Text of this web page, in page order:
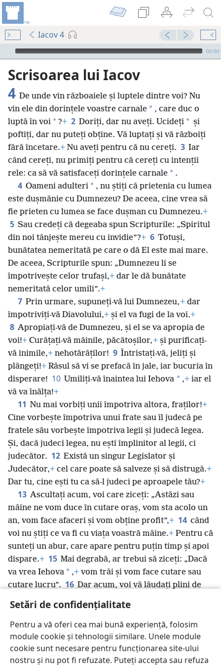
Setări de confidențialitate
Pentru a vă oferi cea mai bună experiență, folosim
module cookie și tehnologii similare. Unele module
cookie sunt necesare pentru funcționarea site-ului
nostru și nu pot fi refuzate. Puteți accepta sau refuza
Iacov 4
Audio Player
00:00
Scrisoarea lui Iacov
4 De unde vin războaiele și luptele dintre voi? Nu
vin ele din dorințele voastre carnale * , care duc o
luptă în voi * ?+ 2 Doriți, dar nu aveți. Ucideți * și
poftiți, dar nu puteți obține. Vă luptați și vă războiți
fără încetare.+ Nu aveți pentru că nu cereți. 3 Iar
când cereți, nu primiți pentru că cereți cu intenții
rele: ca să vă satisfaceți dorințele carnale * .
4 Oameni adulteri * , nu știți că prietenia cu lumea
este dușmănie cu Dumnezeu? De aceea, cine vrea să
fie prieten cu lumea se face dușman cu Dumnezeu.+
5 Sau credeți că degeaba spun Scripturile: „Spiritul
din noi tânjește mereu cu invidie”?+ 6 Totuși,
bunătatea nemeritată pe care o dă El este mai mare.
De aceea, Scripturile spun: „Dumnezeu li se
împotrivește celor trufași,+ dar le dă bunătate
nemeritată celor umili”.+
7 Prin urmare, supuneți-vă lui Dumnezeu,+ dar
împotriviți-vă Diavolului,+ și el va fugi de la voi.+
8 Apropiați-vă de Dumnezeu, și el se va apropia de
voi!+ Curățați-vă mâinile, păcătoșilor,+ și purificați-
vă inimile,+ nehotărâților! 9 Întristați-vă, jeliți și
plângeți!+ Râsul să vi se prefacă în jale, iar bucuria în
disperare! 10 Umiliți-vă înaintea lui Iehova * ,+ iar el
vă va înălța!+
11 Nu mai vorbiți unii împotriva altora, fraților!+
Cine vorbește împotriva unui frate sau îl judecă pe
fratele său vorbește împotriva legii și judecă legea.
Și, dacă judeci legea, nu ești împlinitor al legii, ci
judecător. 12 Există un singur Legislator și
Judecător,+ cel care poate să salveze și să distrugă.+
Dar tu, cine ești tu ca să-l judeci pe aproapele tău?+
13 Ascultați acum, voi care ziceți: „Astăzi sau
mâine ne vom duce în cutare oraș, vom sta acolo un
an, vom face afaceri și vom obține profit”,+ 14 când
voi nu știți ce va fi cu viața voastră mâine.+ Pentru că
sunteți un abur, care apare pentru puțin timp și apoi
dispare.+ 15 Mai degrabă, ar trebui să ziceți: „Dacă
va vrea Iehova * ,+ vom trăi și vom face cutare sau
cutare lucru”. 16 Dar acum, voi vă lăudați plini de
aroganță și sunteți mândri de asta. Orice laudă de
acest fel este rea. 17 Prin urmare, dacă cineva știe
să facă ce este bine, dar nu face, păcătuiește.+